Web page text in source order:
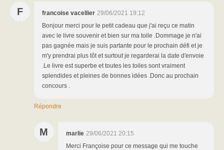
F francoise vacellier 29/06/2021 19:12
Bonjour merci pour le petit cadeau que j'ai reçu ce matin
avec le livre souvenir et bien sur ma toile .Dommage je n'ai
pas gagnée mais je suis partante pour le prochain défi et je
m'y prendrai plus tôt et surtout je regarderai la date d'envoie
.Le livre est superbe et toutes les toiles sont vraiment
splendides et pleines de bonnes idées .Donc au prochain
concours .
Répondre
M marlie 29/06/2021 20:15
Merci Françoise pour ce message qui me touche